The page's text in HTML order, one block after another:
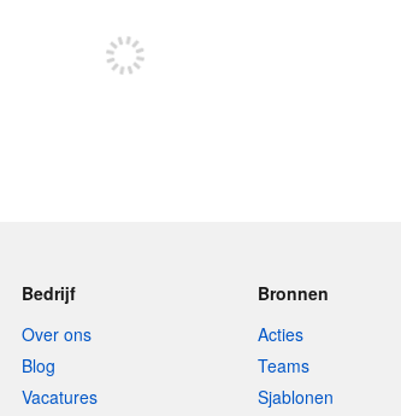
Bedrijf
Over ons
Blog
Vacatures
Bronnen
Acties
Teams
Sjablonen